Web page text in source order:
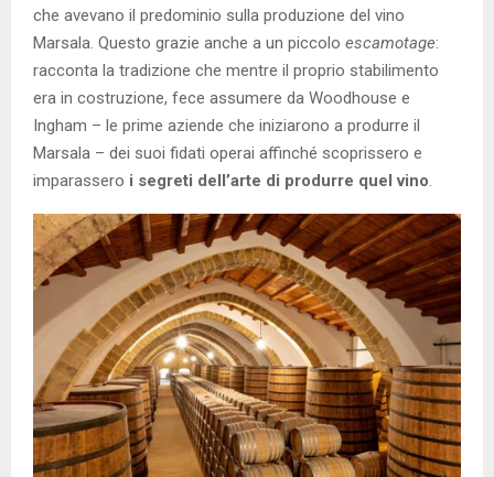
che avevano il predominio sulla produzione del vino
Marsala. Questo grazie anche a un piccolo escamotage:
racconta la tradizione che mentre il proprio stabilimento
era in costruzione, fece assumere da Woodhouse e
Ingham – le prime aziende che iniziarono a produrre il
Marsala – dei suoi fidati operai affinché scoprissero e
imparassero i segreti dell’arte di produrre quel vino.